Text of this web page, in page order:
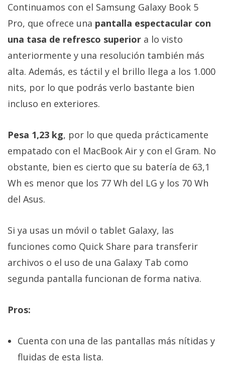
Continuamos con el Samsung Galaxy Book 5
Pro, que ofrece una pantalla espectacular con
una tasa de refresco superior a lo visto
anteriormente y una resolución también más
alta. Además, es táctil y el brillo llega a los 1.000
nits, por lo que podrás verlo bastante bien
incluso en exteriores.
Pesa 1,23 kg, por lo que queda prácticamente
empatado con el MacBook Air y con el Gram. No
obstante, bien es cierto que su batería de 63,1
Wh es menor que los 77 Wh del LG y los 70 Wh
del Asus.
Si ya usas un móvil o tablet Galaxy, las
funciones como Quick Share para transferir
archivos o el uso de una Galaxy Tab como
segunda pantalla funcionan de forma nativa.
Pros:
Cuenta con una de las pantallas más nítidas y
fluidas de esta lista.